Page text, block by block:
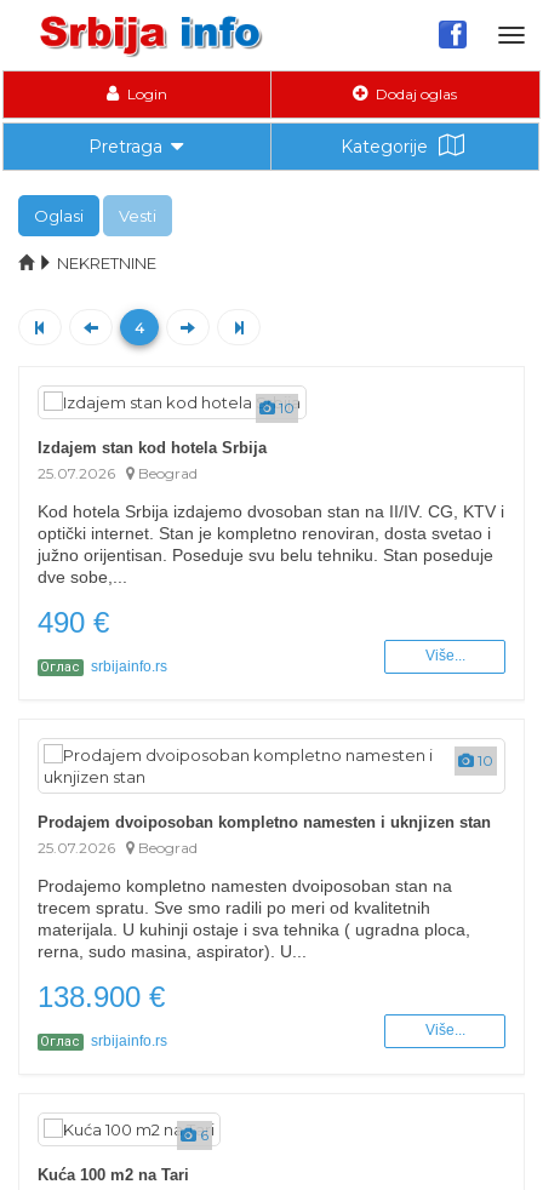
Login Dodaj oglas
Pretraga Kategorije
Oglasi Vesti
NEKRETNINE
4
10
Izdajem stan kod hotela Srbija
25.07.2026
Beograd
Kod hotela Srbija izdajemo dvosoban stan na II/IV. CG, KTV i
optički internet. Stan je kompletno renoviran, dosta svetao i
južno orijentisan. Poseduje svu belu tehniku. Stan poseduje
dve sobe,...
490 €
Оглас srbijainfo.rs
Više...
10
Prodajem dvoiposoban kompletno namesten i uknjizen stan
25.07.2026
Beograd
Prodajemo kompletno namesten dvoiposoban stan na
trecem spratu. Sve smo radili po meri od kvalitetnih
materijala. U kuhinji ostaje i sva tehnika ( ugradna ploca,
rerna, sudo masina, aspirator). U...
138.900 €
Оглас srbijainfo.rs
Više...
6
Kuća 100 m2 na Tari